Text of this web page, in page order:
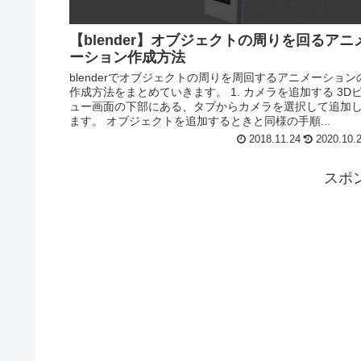
【blender】オブジェクトの周りを回るアニ
ーション作成方法
blenderでオブジェクトの周りを周回するアニメーション
作成方法をまとめていきます。 1. カメラを追加する 3D
ュー画面の下部にある、タブからカメラを選択して追加し
ます。 オブジェクトを追加するときと同様の手順...
2018.11.24
スポ